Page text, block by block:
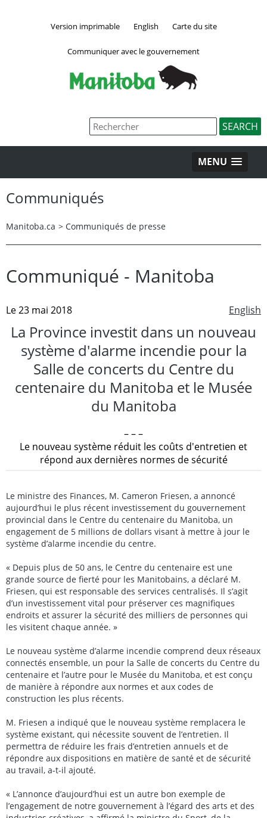
Version imprimable English Carte du site
Communiquer avec le gouvernement
MENU
Communiqués
Manitoba.ca > Communiqués de presse
Communiqué - Manitoba
English
Le 23 mai 2018
La Province investit dans un nouveau
système d'alarme incendie pour la
Salle de concerts du Centre du
centenaire du Manitoba et le Musée
du Manitoba
– – –
Le nouveau système réduit les coûts d'entretien et
répond aux dernières normes de sécurité
Le ministre des Finances, M. Cameron Friesen, a annoncé
aujourd’hui le plus récent investissement du gouvernement
provincial dans le Centre du centenaire du Manitoba, un
engagement de 5 millions de dollars visant à mettre à jour le
système d’alarme incendie du centre.
« Depuis plus de 50 ans, le Centre du centenaire est une
grande source de fierté pour les Manitobains, a déclaré M.
Friesen, qui est responsable des services centralisés. Il s’agit
d’un investissement vital pour préserver ces magnifiques
endroits et assurer la sécurité des milliers de personnes qui
les visitent chaque année. »
Le nouveau système d’alarme incendie comprend deux réseaux
connectés ensemble, un pour la Salle de concerts du Centre du
centenaire et l’autre pour le Musée du Manitoba, et est conçu
de manière à répondre aux normes et aux codes de
construction les plus récents.
M. Friesen a indiqué que le nouveau système remplacera le
système existant, qui nécessite souvent de l’entretien. Il
permettra de réduire les frais d’entretien annuels et de
répondre aux dispositions en matière de santé et de sécurité
au travail, a-t-il ajouté.
« L’annonce d’aujourd’hui est un autre bon exemple de
l’engagement de notre gouvernement à l’égard des arts et des